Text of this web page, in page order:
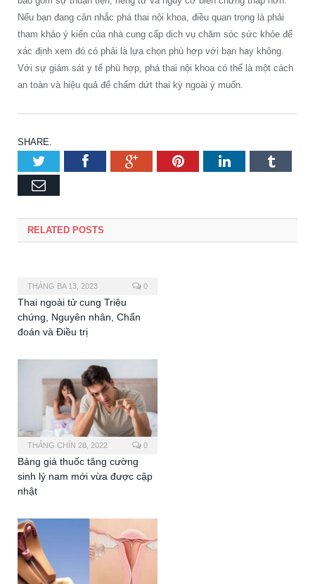
Nếu bạn đang cân nhắc phá thai nội khoa, điều quan trọng là phải
tham khảo ý kiến của nhà cung cấp dịch vụ chăm sóc sức khỏe để
xác định xem đó có phải là lựa chọn phù hợp với bạn hay không.
Với sự giám sát y tế phù hợp, phá thai nội khoa có thể là một cách
an toàn và hiệu quả để chấm dứt thai kỳ ngoài ý muốn.
SHARE.
TwitterFacebookGoogle+PinterestLinkedIn
Email
RELATED POSTS
THÁNG BA 13, 2023 0
Thai ngoài tử cung Triệu
chứng, Nguyên nhân, Chẩn
đoán và Điều trị
THÁNG CHÍN 28, 2022 0
Bảng giá thuốc tăng cường
sinh lý nam mới vừa được cập
nhật